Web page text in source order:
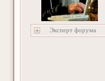
Эксперт форума